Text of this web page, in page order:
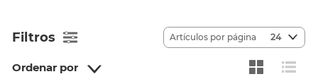
Filtros
Ordenar por
Artículos por página 24